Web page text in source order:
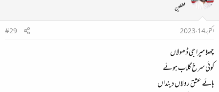
محفلین
اکتوبر 14، 2023
#29
چھلا میرا جی ڈھولاں
کوئی سرخ گلاب ہوئے
ہائے عشق رولاں دینداں